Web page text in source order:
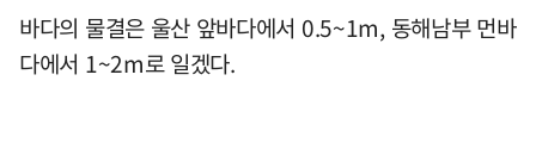
바다의 물결은 울산 앞바다에서 0.5~1m, 동해남부 먼바
다에서 1~2m로 일겠다.